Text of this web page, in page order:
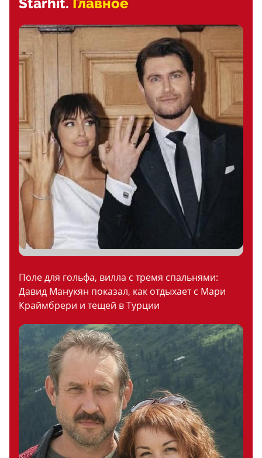
Starhit. Главное
Поле для гольфа, вилла с тремя спальнями:
Давид Манукян показал, как отдыхает с Мари
Краймбрери и тещей в Турции